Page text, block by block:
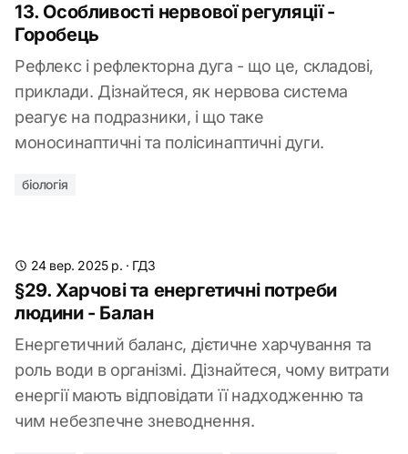
13. Особливості нервової регуляції -
Горобець
Рефлекс і рефлекторна дуга - що це, складові,
приклади. Дізнайтеся, як нервова система
реагує на подразники, і що таке
моносинаптичні та полісинаптичні дуги.
біологія
24 вер. 2025 р. · ГДЗ
§29. Харчові та енергетичні потреби
людини - Балан
Енергетичний баланс, дієтичне харчування та
роль води в організмі. Дізнайтеся, чому витрати
енергії мають відповідати її надходженню та
чим небезпечне зневоднення.